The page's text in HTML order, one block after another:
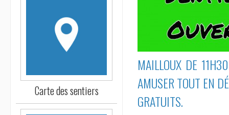
MAILLOUX DE
AMUSER TOUT EN
GRATUITS.
Carte des sentiers